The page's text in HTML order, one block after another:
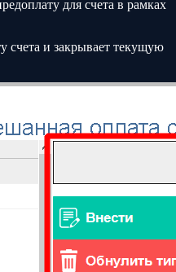
для счета в рамках
счета и закрывает текущую